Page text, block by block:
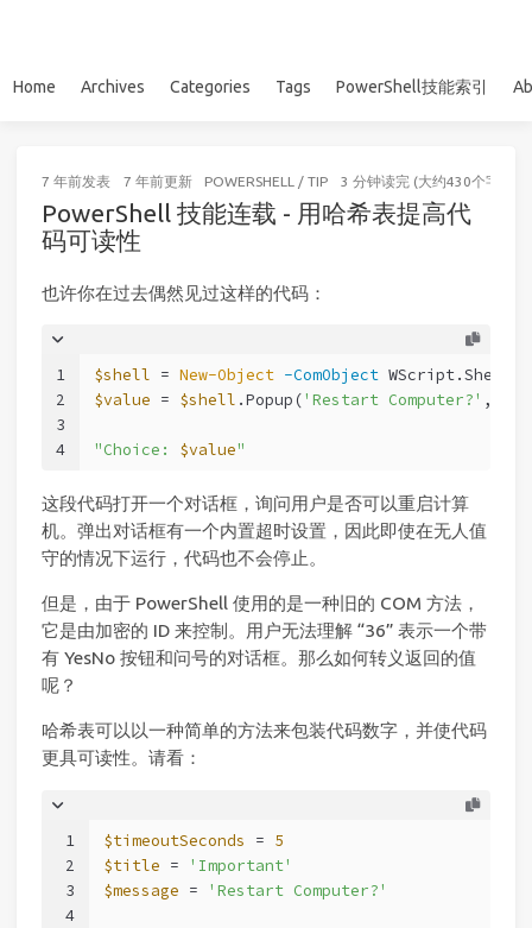
Home Archives Categories Tags PowerShell技能索引
7 年前发表 7 年前更新 POWERSHELL / TIP 3 分钟读完 (大约430个字)
PowerShell 技能连载 - 用哈希表提高代
码可读性
也许你在过去偶然见过这样的代码：
1
2
3
4
$shell = New-Object -ComObject WScript.Shell
$value = $shell .Popup('Restart Computer?' ,
"Choice: $value"
这段代码打开一个对话框，询问用户是否可以重启计算
机。弹出对话框有一个内置超时设置，因此即使在无人值
守的情况下运行，代码也不会停止。
但是，由于 PowerShell 使用的是一种旧的 COM 方法，
它是由加密的 ID 来控制。用户无法理解 “36” 表示一个带
有 YesNo 按钮和问号的对话框。那么如何转义返回的值
呢？
哈希表可以以一种简单的方法来包装代码数字，并使代码
更具可读性。请看：
1
2
3
4
$timeoutSeconds = 5
$title =
'Important'
$message = 'Restart Computer?'